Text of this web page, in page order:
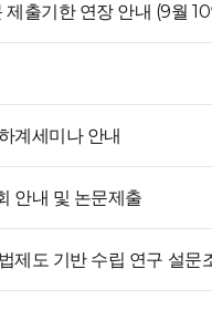
출기한 연장 안내 (9월
계세미나 안내
안내 및 논문제출
제도 기반 수립 연구 설문